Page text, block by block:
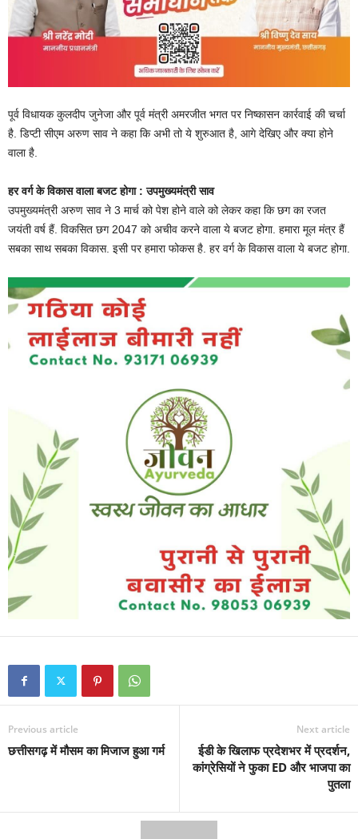
पूर्व विधायक कुलदीप जुनेजा और पूर्व मंत्री अमरजीत भगत पर निष्कासन कार्रवाई की चर्चा
है. डिप्टी सीएम अरुण साव ने कहा कि अभी तो ये शुरुआत है, आगे देखिए और क्या होने
वाला है.
हर वर्ग के विकास वाला बजट होगा : उपमुख्यमंत्री साव
उपमुख्यमंत्री अरुण साव ने 3 मार्च को पेश होने वाले को लेकर कहा कि छग का रजत
जयंती वर्ष हैं. विकसित छग 2047 को अचीव करने वाला ये बजट होगा. हमारा मूल मंत्र हैं
सबका साथ सबका विकास. इसी पर हमारा फोकस है. हर वर्ग के विकास वाला ये बजट होगा.
Previous article
छत्तीसगढ़ में मौसम का मिजाज हुआ गर्म
Next article
ईडी के खिलाफ प्रदेशभर में प्रदर्शन,
कांग्रेसियों ने फुका ED और भाजपा का
पुतला